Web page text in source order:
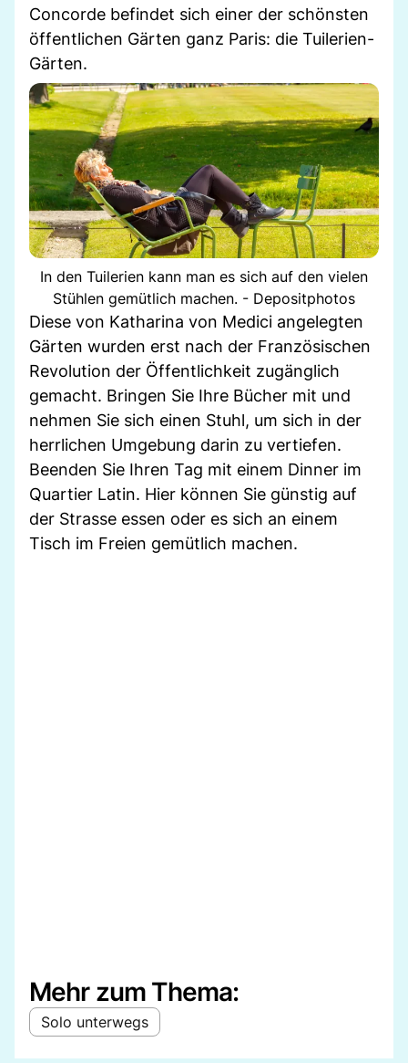
Concorde befindet sich einer der schönsten
öffentlichen Gärten ganz Paris: die Tuilerien-
Gärten.
In den Tuilerien kann man es sich auf den vielen
Stühlen gemütlich machen. - Depositphotos
Diese von Katharina von Medici angelegten
Gärten wurden erst nach der Französischen
Revolution der Öffentlichkeit zugänglich
gemacht. Bringen Sie Ihre Bücher mit und
nehmen Sie sich einen Stuhl, um sich in der
herrlichen Umgebung darin zu vertiefen.
Beenden Sie Ihren Tag mit einem Dinner im
Quartier Latin. Hier können Sie günstig auf
der Strasse essen oder es sich an einem
Tisch im Freien gemütlich machen.
Mehr zum Thema:
Solo unterwegs